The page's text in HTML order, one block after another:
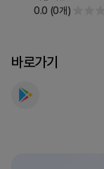
0.0 (0개)
바로가기